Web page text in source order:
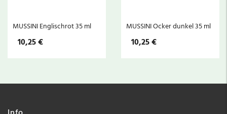
MUSSINI Englischrot 35 ml
10,25 €
MUSSINI Ocker dunkel 35 ml
10,25 €